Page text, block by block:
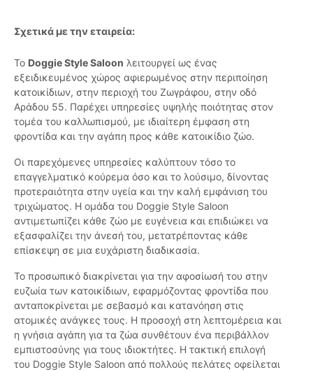
Σχετικά με την εταιρεία:
Το Doggie Style Saloon λειτουργεί ως ένας
εξειδικευμένος χώρος αφιερωμένος στην περιποίηση
κατοικίδιων, στην περιοχή του Ζωγράφου, στην οδό
Αράδου 55. Παρέχει υπηρεσίες υψηλής ποιότητας στον
τομέα του καλλωπισμού, με ιδιαίτερη έμφαση στη
φροντίδα και την αγάπη προς κάθε κατοικίδιο ζώο.
Οι παρεχόμενες υπηρεσίες καλύπτουν τόσο το
επαγγελματικό κούρεμα όσο και το λούσιμο, δίνοντας
προτεραιότητα στην υγεία και την καλή εμφάνιση του
τριχώματος. Η ομάδα του Doggie Style Saloon
αντιμετωπίζει κάθε ζώο με ευγένεια και επιδιώκει να
εξασφαλίζει την άνεσή του, μετατρέποντας κάθε
επίσκεψη σε μια ευχάριστη διαδικασία.
Το προσωπικό διακρίνεται για την αφοσίωσή του στην
ευζωία των κατοικίδιων, εφαρμόζοντας φροντίδα που
ανταποκρίνεται με σεβασμό και κατανόηση στις
ατομικές ανάγκες τους. Η προσοχή στη λεπτομέρεια και
η γνήσια αγάπη για τα ζώα συνθέτουν ένα περιβάλλον
εμπιστοσύνης για τους ιδιοκτήτες. Η τακτική επιλογή
του Doggie Style Saloon από πολλούς πελάτες οφείλεται